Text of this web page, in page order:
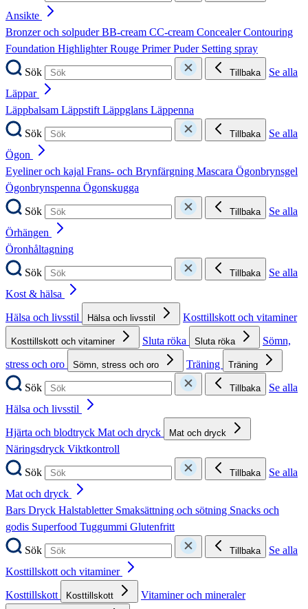
Ansikte
Bronzer och solpuderBB-cream CC-cream ConcealerContouring
Foundation HighlighterRouge PrimerPuder Setting spray
Sök
Tillbaka
Se alla
Läppar
Läppbalsam LäppstiftLäppglans Läppenna
Sök
Tillbaka
Se alla
Ögon
Eyeliner och kajal Frans- och Brynfärgning Mascara Ögonbrynsgel
Ögonbrynspenna Ögonskugga
Sök
Tillbaka
Se alla
Örhängen
Öronhåltagning
Sök
Tillbaka
Se alla
Kost & hälsa
Hälsa och livsstil
Hälsa och livsstil Kosttillskott och vitaminer
Kosttillskott och vitaminer Sluta röka Sluta röka
Sömn,
stress och oro
Sömn, stress och oro Träning Träning
Sök Tillbaka
Se alla
Hälsa och livsstil
Hjärta och blodtryck Mat och dryck Mat och dryck
Näringsdryck Viktkontroll
Sök
Tillbaka
Se alla
Mat och dryck
Bars Dryck Halstabletter Smaksättning och sötning Snacks och
godis Superfood Tuggummi Glutenfritt
Sök
Tillbaka
Se alla
Kosttillskott och vitaminer
Kosttillskott
Kosttillskott Vitaminer och mineraler